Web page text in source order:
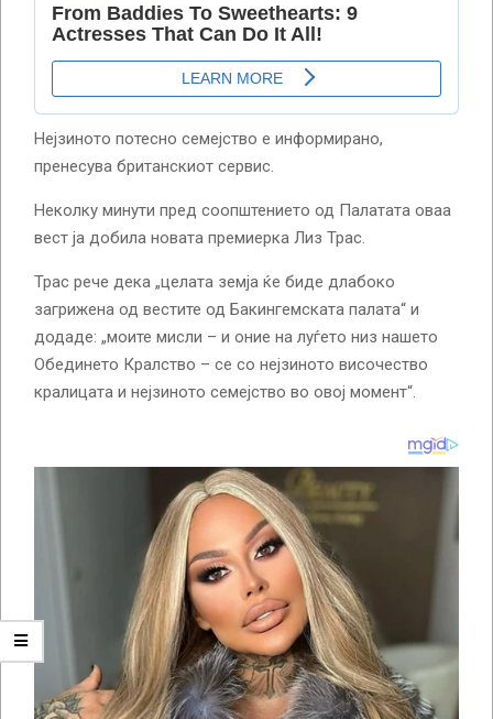
Нејзиното потесно семејство е информирано,
пренесува британскиот сервис.
Неколку минути пред соопштението од Палатата оваа
вест ја добила новата премиерка Лиз Трас.
Трас рече дека „целата земја ќе биде длабоко
загрижена од вестите од Бакингемската палата“ и
додаде: „моите мисли – и оние на луѓето низ нашето
Обединето Кралство – се со нејзиното височество
кралицата и нејзиното семејство во овој момент“.